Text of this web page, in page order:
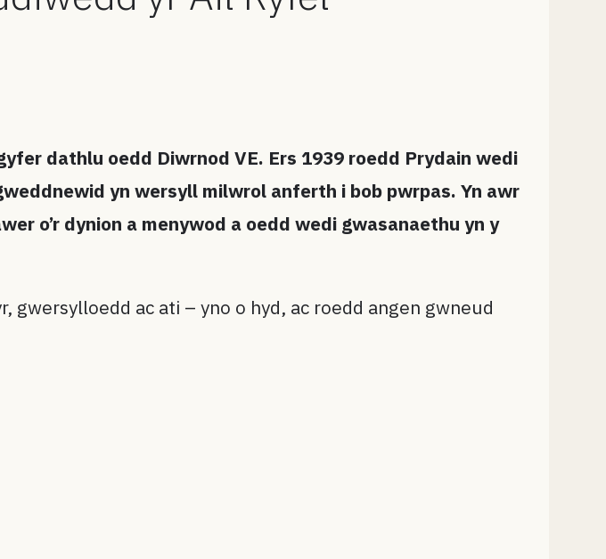
dathlu oedd Diwrnod VE. Ers 1939 roedd Prydain wedi
yn wersyll milwrol anferth i bob pwrpas. Yn awr
o’r dynion a menywod a oedd wedi gwasanaethu yn y
ac ati – yno o hyd, ac roedd angen gwneud